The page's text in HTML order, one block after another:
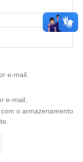
e-mail.
e-mail.
o armazenamento